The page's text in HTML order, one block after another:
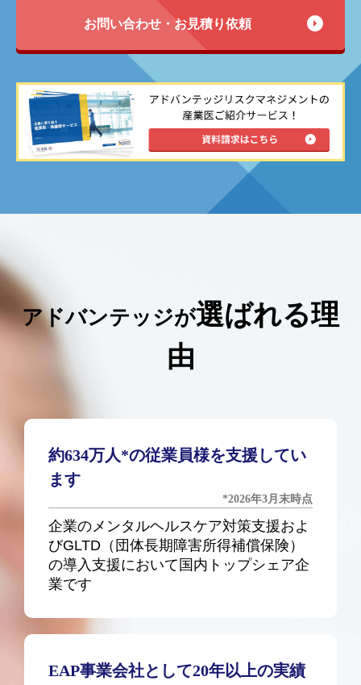
お問い合わせ・お見積り依頼
アドバンテッジが選ばれる理
由
約634万人*の従業員様を支援してい
ます
*2026年3月末時点
企業のメンタルヘルスケア対策支援およ
びGLTD（団体長期障害所得補償保険）
の導入支援において国内トップシェア企
業です
EAP事業会社として20年以上の実績